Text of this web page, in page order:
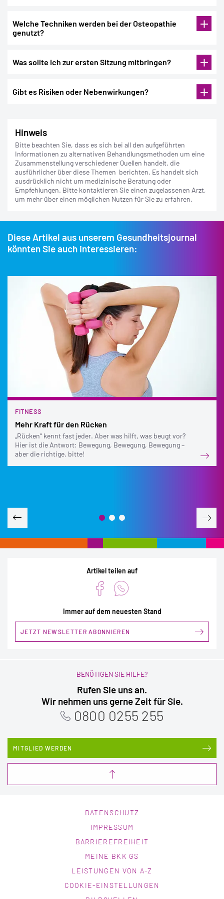
Wir überweisen Ihnen dann den jeweiligen Betrag auf
Ihr Konto.
Welche Techniken werden bei der Osteopathie
genutzt?
Was sollte ich zur ersten Sitzung mitbringen?
Arztbriefe oder Laborergebnisse
einnehmen
Bequeme Kleidung, in der Sie sich frei bewegen
können
Gibt es Risiken oder Nebenwirkungen?
Muskelkater oder Muskelziehen
vorübergehender Müdigkeit
einer kurzen Verstärkung der bestehenden
Beschwerden, bevor eine Besserung eintritt
frischen Knochenbrüchen oder
Tumorerkrankungen
schweren Herz-Kreislauf-Erkrankungen
Hinweis
Bitte beachten Sie, dass es sich bei all den aufgeführten
Informationen zu alternativen Behandlungsmethoden um eine
Zusammenstellung verschiedener Quellen handelt, die
ausführlicher über diese Themen berichten. Es handelt sich
ausdrücklich nicht um medizinische Beratung oder
Empfehlungen. Bitte kontaktieren Sie einen zugelassenen Arzt,
um mehr über einen möglichen Nutzen für Sie zu erfahren.
Diese Artikel aus unserem Gesundheitsjournal
könnten Sie auch interessieren:
FITNESS
Mehr Kraft für den Rücken
„Rücken“ kennt fast jeder. Aber was hilft, was beugt vor?
Hier ist die Antwort: Bewegung, Bewegung, Bewegung –
aber die richtige, bitte!
Artikel teilen auf
Immer auf dem neuesten Stand
JETZT NEWSLETTER ABONNIEREN
BENÖTIGEN SIE HILFE?
Rufen Sie uns an.
Wir nehmen uns gerne Zeit für Sie.
0800 0255 255
MITGLIED WERDEN
DATENSCHUTZ
IMPRESSUM
BARRIEREFREIHEIT
MEINE BKK GS
LEISTUNGEN VON A-Z
COOKIE-EINSTELLUNGEN